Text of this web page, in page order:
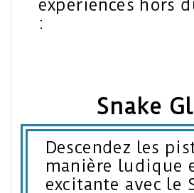
expériences hors
:
Snake
Descendez les
manière ludique
excitante avec le